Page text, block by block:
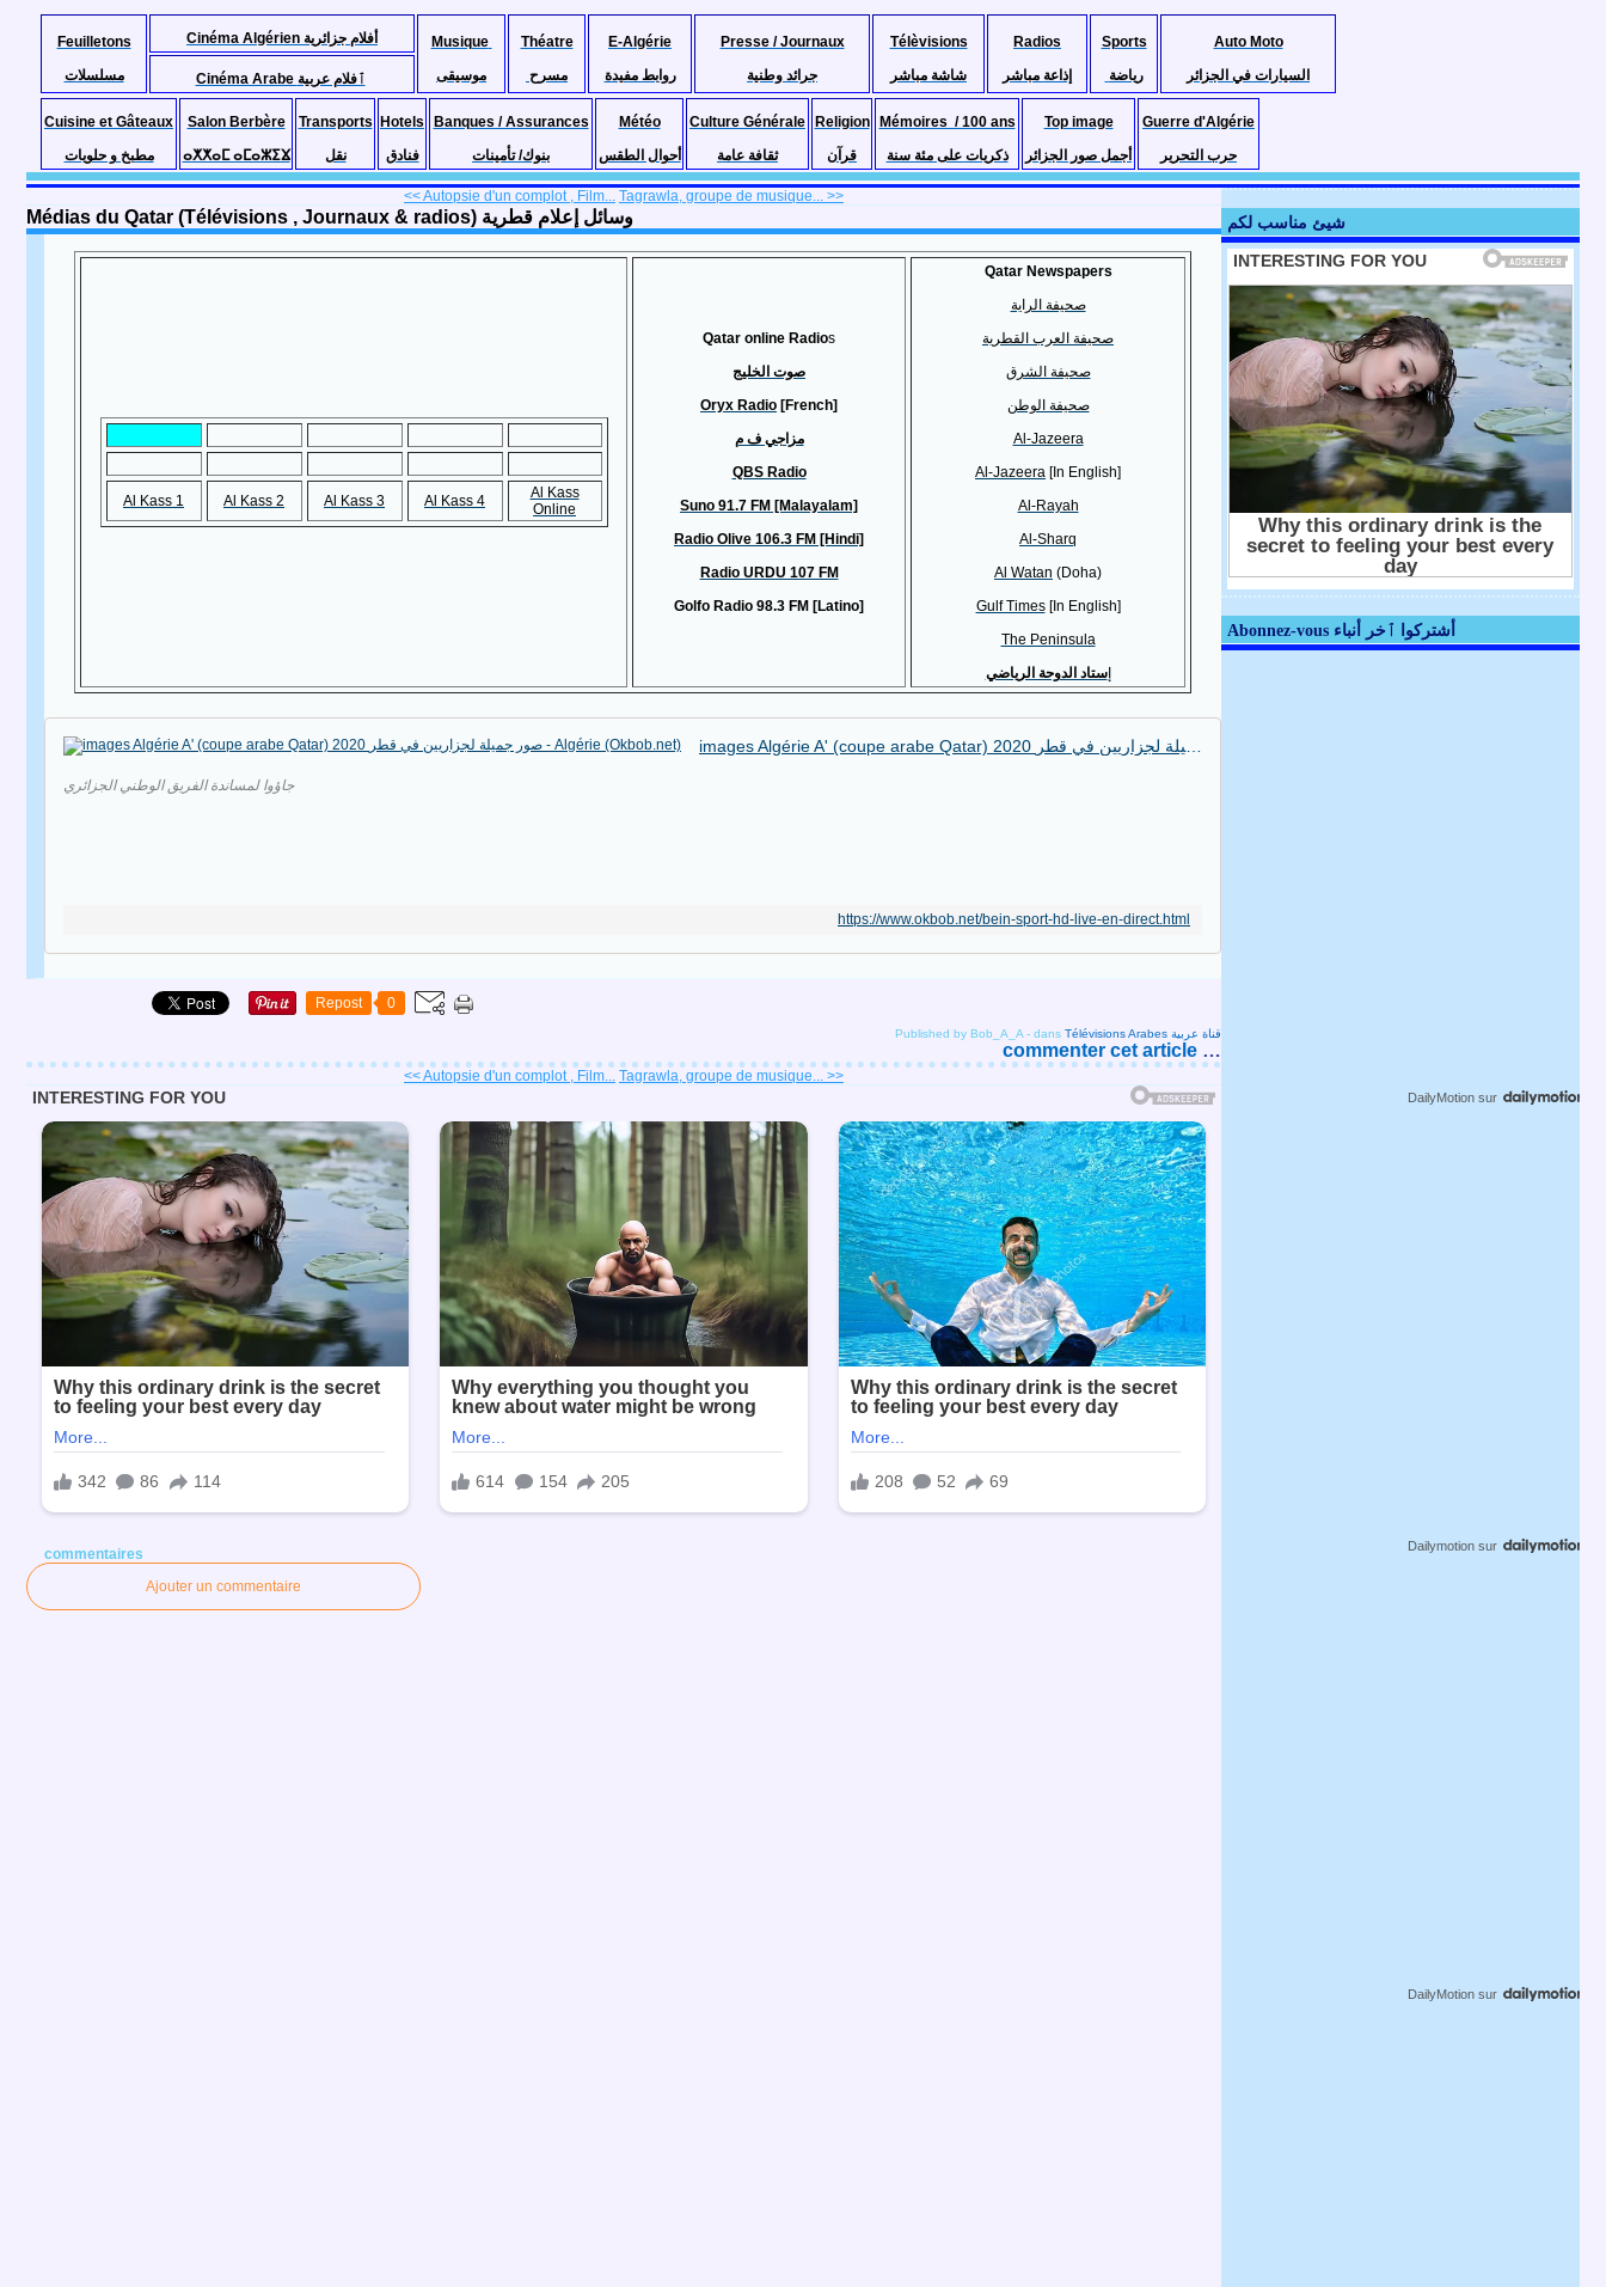
Feuilletons
مسلسلات
Cinéma Algérien أفلام جزائرية
Musique
موسيقى
Théatre
مسرح
E-Algérie
روابط مفيدة
Presse / Journaux
جرائد وطنية
Télèvisions
شاشة مباشر
Radios
إذاعة مباشر
Sports
رياضة
Auto Moto
السيارات في الجزائر
Cinéma Arabe ٱفلام عربية
Cuisine et Gâteaux
مطبخ و حلويات
Salon Berbère
ⴰⵅⵅⴰⵎ ⴰⵎⴰⵣⵉⴴ
Transports
نقل
Hotels
فنادق
Banques / Assurances
بنوك/ تأمينات
Météo
أحوال الطقس
Culture Générale
ثقافة عامة
Religion
قرآن
Mémoires / 100 ans
ذكريات على مئة سنة
Top image
أجمل صور الجزائر
Guerre d'Algérie
حرب التحرير
<< Autopsie d'un complot , Film... Tagrawla, groupe de musique... >>
Médias du Qatar (Télévisions , Journaux & radios) وسائل إعلام قطرية
Al Kass 1 Al Kass 2 Al Kass 3 Al Kass 4
Al Kass
Online
Qatar online Radios
صوت الخليج
Oryx Radio [French]
مزاجي ف م
QBS Radio
Suno 91.7 FM [Malayalam]
Radio Olive 106.3 FM [Hindi]
Radio URDU 107 FM
Golfo Radio 98.3 FM [Latino]
Qatar Newspapers
صحيفة الراية
صحيفة العرب القطرية
صحيفة الشرق
صحيفة الوطن
Al-Jazeera
Al-Jazeera [In English]
Al-Rayah
Al-Sharq
Al Watan (Doha)
Gulf Times[In English]
The Peninsula
إستاد الدوحة الرياضي
images Algérie A' (coupe arabe Qatar) 2020 صور جميلة لجزاريين في قطر - Algérie (Okbob.net)
جاؤوا لمساندة الفريق الوطني الجزائري
https://www.okbob.net/bein-sport-hd-live-en-direct.html
Repost 0
Published by Bob_A_A - dans Télévisions Arabes قناة عربية
commenter cet article …
<< Autopsie d'un complot , Film... Tagrawla, groupe de musique... >>
commentaires
Ajouter un commentaire
شيئ مناسب لكم
Abonnez-vous أشتركوا ٱخر أنباء
DailyMotion sur
Dailymotion sur
DailyMotion sur